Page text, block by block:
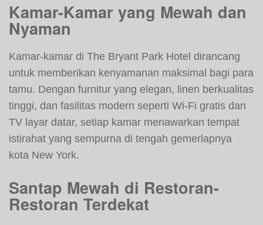
Kamar-Kamar yang Mewah dan
Nyaman
Kamar-kamar di The Bryant Park Hotel dirancang
untuk memberikan kenyamanan maksimal bagi para
tamu. Dengan furnitur yang elegan, linen berkualitas
tinggi, dan fasilitas modern seperti Wi-Fi gratis dan
TV layar datar, setiap kamar menawarkan tempat
istirahat yang sempurna di tengah gemerlapnya
kota New York.
Santap Mewah di Restoran-
Restoran Terdekat